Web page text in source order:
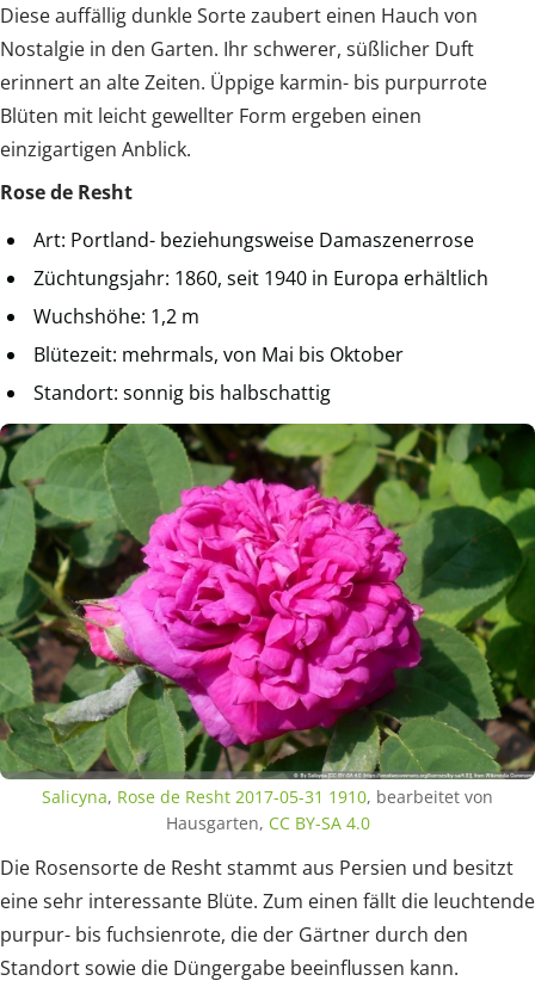
Diese auffällig dunkle Sorte zaubert einen Hauch von
Nostalgie in den Garten. Ihr schwerer, süßlicher Duft
erinnert an alte Zeiten. Üppige karmin- bis purpurrote
Blüten mit leicht gewellter Form ergeben einen
einzigartigen Anblick.
Rose de Resht
Art: Portland- beziehungsweise Damaszenerrose
Züchtungsjahr: 1860, seit 1940 in Europa erhältlich
Wuchshöhe: 1,2 m
Blütezeit: mehrmals, von Mai bis Oktober
Standort: sonnig bis halbschattig
Salicyna, Rose de Resht 2017-05-31 1910, bearbeitet von
Hausgarten, CC BY-SA 4.0
Die Rosensorte de Resht stammt aus Persien und besitzt
eine sehr interessante Blüte. Zum einen fällt die leuchtende
purpur- bis fuchsienrote, die der Gärtner durch den
Standort sowie die Düngergabe beeinflussen kann.